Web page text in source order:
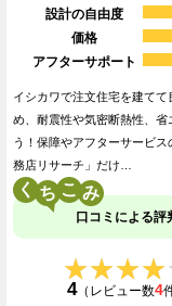
設計の自由度
価格
アフターサポート
イシカワで注文住宅を建て
め、耐震性や気密断熱性、
う！保障やアフターサービ
務店リサーチ」だけ…
く こ
口コミによる評
4（レビュー数4